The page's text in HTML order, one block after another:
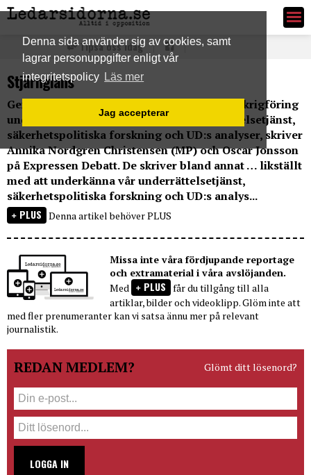
Denna sida använder sig av cookies, samt
lagrar personuppgifter enligt vår
integritetspolicy Läs mer
Jag accepterar
Ledarsidorna.se
Tipsa oss idag
Stjärnglans
Genom att säga att Sverige inte förstår rysk krigföring
underkänner Wallström Sveriges underrättelsetjänst,
säkerhetspolitiska forskning och UD:s analyser, skriver
Annika Nordgren Christensen (MP) och Oscar Jonsson
på Expressen Debatt. De skriver bland annat … likställt
med att underkänna vår underrättelsetjänst,
säkerhetspolitiska forskning och UD:s analys...
PLUS Denna artikel behöver PLUS
Missa inte våra fördjupande reportage
och extramaterial i våra avslöjanden.
Med
PLUS får du tillgång till alla
artiklar, bilder och videoklipp. Glöm inte att
med fler prenumeranter kan vi satsa ännu mer på relevant
journalistik.
REDAN MEDLEM? Glömt ditt lösenord?
LOGGA IN